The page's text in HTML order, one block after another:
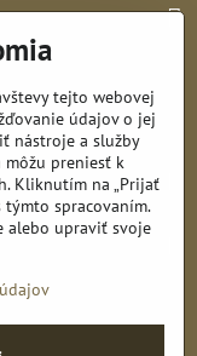
tejto webovej
údajov o jej
nástroje a služby
môžu preniesť k
Kliknutím na „Prijať
týmto spracovaním.
alebo upraviť svoje